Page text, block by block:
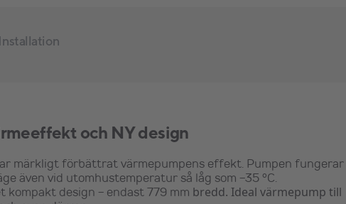
Installation
och NY design
märkligt förbättrat värmepumpens effekt. Pumpen fungerar
även vid utomhustemperatur så låg som -35 °C.
kompakt design - endast 779 mm bredd. Ideal värmepump till